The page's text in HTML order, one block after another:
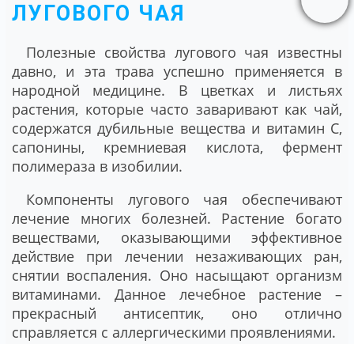
ЛУГОВОГО ЧАЯ
Полезные свойства лугового чая известны
давно, и эта трава успешно применяется в
народной медицине. В цветках и листьях
растения, которые часто заваривают как чай,
содержатся дубильные вещества и витамин C,
сапонины, кремниевая кислота, фермент
полимераза в изобилии.
Компоненты лугового чая обеспечивают
лечение многих болезней. Растение богато
веществами, оказывающими эффективное
действие при лечении незаживающих ран,
снятии воспаления. Оно насыщают организм
витаминами. Данное лечебное растение –
прекрасный антисептик, оно отлично
справляется с аллергическими проявлениями.